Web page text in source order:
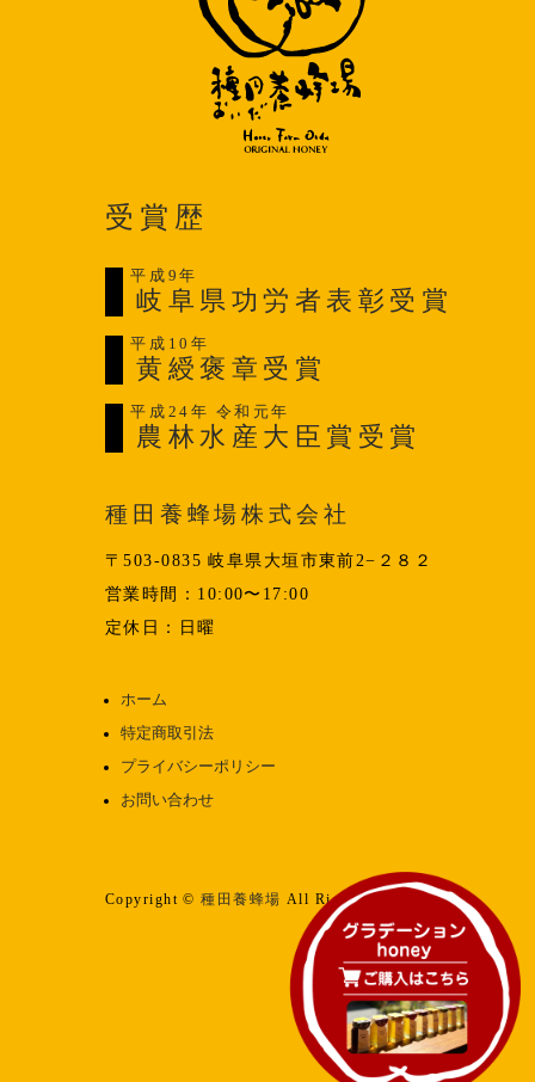
受賞歴
平成9年
岐阜県功労者表彰受賞
平成10年
黄綬褒章受賞
平成24年 令和元年
農林水産大臣賞受賞
種田養蜂場株式会社
〒503-0835 岐阜県大垣市東前2−２８２
営業時間：10:00〜17:00
定休日：日曜
ホーム
特定商取引法
プライバシーポリシー
お問い合わせ
Copyright ©種田養蜂場 All Rights reserved.